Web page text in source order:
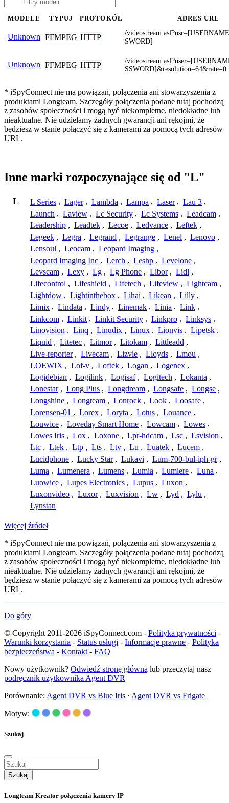
MODELE TYPUJ PROTOKÓŁ ADRES URL
Unknown FFMPEG HTTP
/
SWORD]
Unknown FFMPEG HTTP
/
SSWORD]&resolution=64&rate=0
* iSpyConnect nie ma powiązań, połączenia ani stowarzyszenia z
produktami Longteam. Szczegóły połączenia podane tutaj pochodzą
z zasobów społeczności i mogą być niekompletne, niedokładne lub
nieaktualne. Nie udzielamy żadnych gwarancji ani rękojmi, że
będziesz w stanie połączyć się z kamerami za pomocą tych adresów
URL.
Inne marki rozpoczynające się od "L"
L L Series , Lager , Lambda , Lampa , Laser , Lau 3 ,
Launch , Laview , Lc Security , Lc Systems , Leadcam ,
Leadership , Leadtek , Lecoe , Ledvance , Leftek ,
Legeek , Legra , Legrand , Legrange , Lenel , Lenovo ,
Lensoul , Leocam , Leopard Imaging ,
Leopard Imaging Inc , Lerch , Leshp , Levelone ,
Levscam , Lexy , Lg , Lg Phone , Libor , Lidl ,
Lifecontrol , Lifeshield , Lifetech , Lifeview , Lightcam ,
Lightdow , Lightinthebox , Lihai , Likean , Lilly ,
Limix , Lindata , Lindy , Linemak , Linia , Link ,
Linkcom , Linkit , Linkit Security , Linkpro , Linksys ,
Linovision , Linq , Linudix , Linux , Lionvis , Lipetsk ,
Liquid , Litetec , Litmor , Litokam , Littleadd ,
Live-reporter , Livecam , Lizvie , Lloyds , Lmou ,
LOEWIX , Lof-v , Loftek , Logan , Logenex ,
Logidebian , Logilink , Logisaf , Logitech , Lokanta ,
Lonestar , Long Plus , Longdream , Longsafe , Longse ,
Longshine , Longteam , Lonrock , Look , Loosafe ,
Lorensen-01 , Lorex , Loryta , Lotus , Louance ,
Louwice , Loveday Smart Home , Lowcam , Lowes ,
Lowes Iris , Lox , Loxone , Lpr-hdcam , Lsc , Lsvision ,
Ltc , Ltek , Ltp , Lts , Ltv , Lu , Luatek , Lucem ,
Lucidphone , Lucky Star , Lukavi , Lum-700-bul-iph-gr ,
Luma , Lumenera , Lumens , Lumia , Lumiere , Luna ,
Luowice , Lupes Electronics , Lupus , Luxon ,
Luxonvideo , Luxor , Luxvision , Lw , Lyd , Lylu ,
Lynstan
Więcej źródeł
* iSpyConnect nie ma powiązań, połączenia ani stowarzyszenia z
produktami Longteam. Szczegóły połączenia podane tutaj pochodzą
z zasobów społeczności i mogą być niekompletne, niedokładne lub
nieaktualne. Nie udzielamy żadnych gwarancji ani rękojmi, że
będziesz w stanie połączyć się z kamerami za pomocą tych adresów
URL.
Do góry
© Copyright 2011-2026 iSpyConnect.com - Polityka prywatności -
Warunki korzystania - Status usługi - Informacje prawne - Polityka
bezpieczeństwa - Kontakt - FAQ
Nowy użytkownik? Odwiedź stronę główną lub przeczytaj nasz
podręcznik użytkownika Agent DVR
Porównanie: Agent DVR vs Blue Iris · Agent DVR vs Frigate
Motyw:
Szukaj
Szukaj
Longteam Kreator połączenia kamery IP